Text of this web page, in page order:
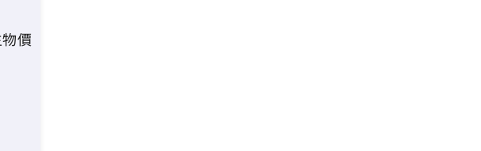
價